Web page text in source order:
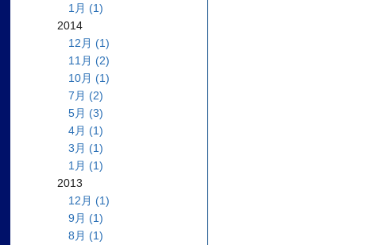
1月 (1)
2014
12月 (1)
11月 (2)
10月 (1)
7月 (2)
5月 (3)
4月 (1)
3月 (1)
1月 (1)
2013
12月 (1)
9月 (1)
8月 (1)